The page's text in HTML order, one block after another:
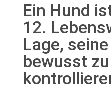
Ein Hund
12.
Lage,
bewusst zu